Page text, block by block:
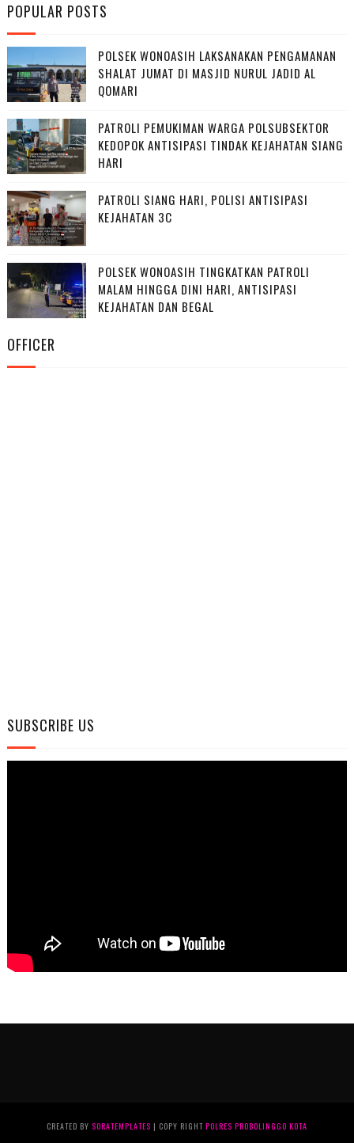
POPULAR POSTS
POLSEK WONOASIH LAKSANAKAN PENGAMANAN
SHALAT JUMAT DI MASJID NURUL JADID AL
QOMARI
PATROLI PEMUKIMAN WARGA POLSUBSEKTOR
KEDOPOK ANTISIPASI TINDAK KEJAHATAN SIANG
HARI
PATROLI SIANG HARI, POLISI ANTISIPASI
KEJAHATAN 3C
POLSEK WONOASIH TINGKATKAN PATROLI
MALAM HINGGA DINI HARI, ANTISIPASI
KEJAHATAN DAN BEGAL
OFFICER
SUBSCRIBE US
CREATED BY SORATEMPLATES | COPY RIGHT POLRES PROBOLINGGO KOTA